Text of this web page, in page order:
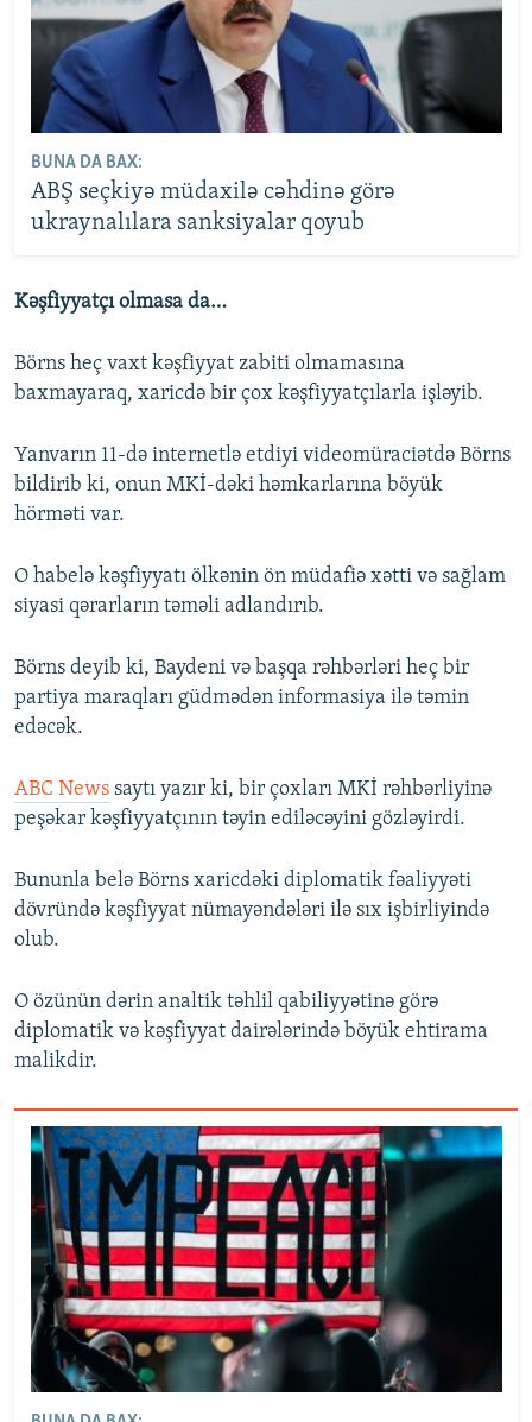
BUNA DA BAX:
ABŞ seçkiyə müdaxilə cəhdinə görə
ukraynalılara sanksiyalar qoyub
Kəşfiyyatçı olmasa da…
Börns heç vaxt kəşfiyyat zabiti olmamasına
baxmayaraq, xaricdə bir çox kəşfiyyatçılarla işləyib.
Yanvarın 11-də internetlə etdiyi videomüraciətdə Börns
bildirib ki, onun MKİ-dəki həmkarlarına böyük
hörməti var.
O habelə kəşfiyyatı ölkənin ön müdafiə xətti və sağlam
siyasi qərarların təməli adlandırıb.
Börns deyib ki, Baydeni və başqa rəhbərləri heç bir
partiya maraqları güdmədən informasiya ilə təmin
edəcək.
ABC News saytı yazır ki, bir çoxları MKİ rəhbərliyinə
peşəkar kəşfiyyatçının təyin ediləcəyini gözləyirdi.
Bununla belə Börns xaricdəki diplomatik fəaliyyəti
dövründə kəşfiyyat nümayəndələri ilə sıx işbirliyində
olub.
O özünün dərin analtik təhlil qabiliyyətinə görə
diplomatik və kəşfiyyat dairələrində böyük ehtirama
malikdir.